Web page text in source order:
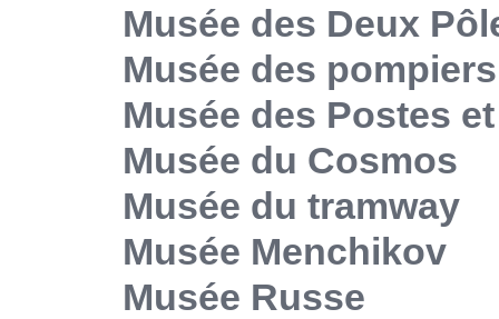
Musée des Deux
Musée des pompiers
Musée des Postes
Musée du Cosmos
Musée du tramway
Musée Menchikov
Musée Russe